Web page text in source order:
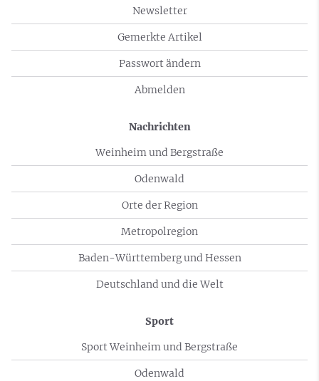
Newsletter
Gemerkte Artikel
Passwort ändern
Abmelden
Nachrichten
Weinheim und Bergstraße
Odenwald
Orte der Region
Metropolregion
Baden-Württemberg und Hessen
Deutschland und die Welt
Sport
Sport Weinheim und Bergstraße
Odenwald